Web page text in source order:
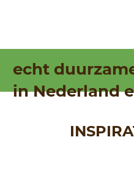
echt
in Nederland